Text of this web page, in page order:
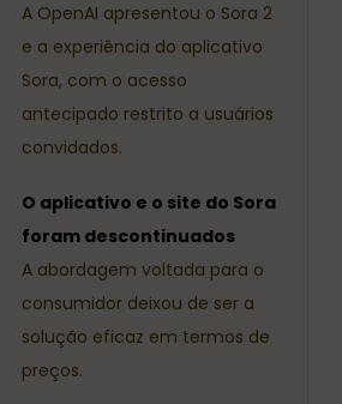
A OpenAI apresentou o Sora 2
e a experiência do aplicativo
Sora, com o acesso
antecipado restrito a usuários
convidados.
O aplicativo e o site do Sora
foram descontinuados
A abordagem voltada para o
consumidor deixou de ser a
solução eficaz em termos de
preços.